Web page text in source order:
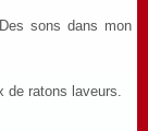
sons dans mon
de ratons laveurs.